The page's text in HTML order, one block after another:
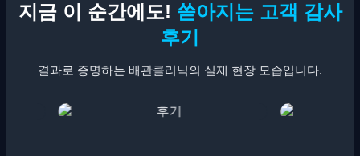
지금 이 순간에도! 쏟아지는 고객 감사
후기
결과로 증명하는 배관클리닉의 실제 현장 모습입니다.